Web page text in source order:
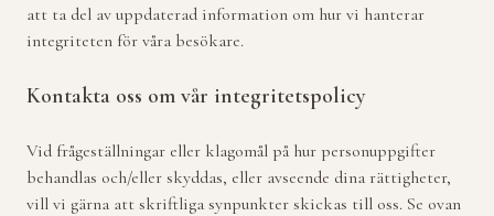
att ta del av uppdaterad information om hur vi hanterar
integriteten för våra besökare.
Kontakta oss om vår integritetspolicy
Vid frågeställningar eller klagomål på hur personuppgifter
behandlas och/eller skyddas, eller avseende dina rättigheter,
vill vi gärna att skriftliga synpunkter skickas till oss. Se ovan